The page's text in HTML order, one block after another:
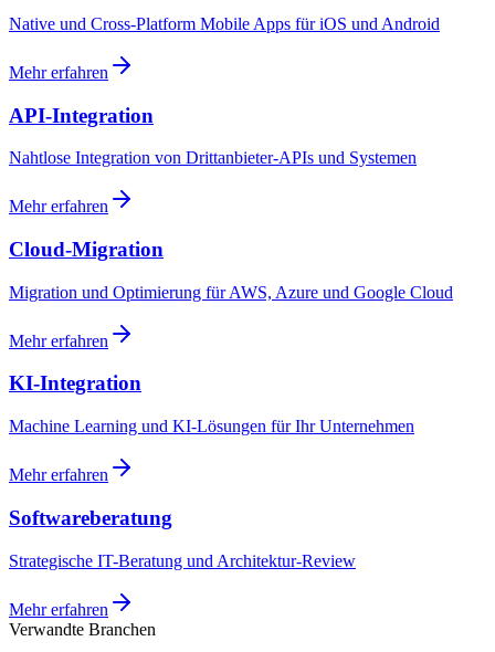
Native und Cross-Platform Mobile Apps für iOS und Android
Mehr erfahren
API-Integration
Nahtlose Integration von Drittanbieter-APIs und Systemen
Mehr erfahren
Cloud-Migration
Migration und Optimierung für AWS, Azure und Google Cloud
Mehr erfahren
KI-Integration
Machine Learning und KI-Lösungen für Ihr Unternehmen
Mehr erfahren
Softwareberatung
Strategische IT-Beratung und Architektur-Review
Mehr erfahren
Verwandte Branchen